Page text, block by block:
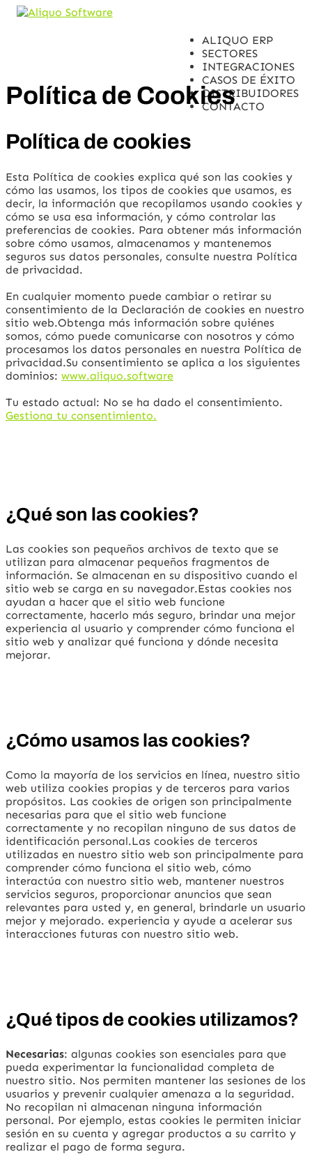
ALIQUO ERP
SECTORES
INTEGRACIONES
CASOS DE ÉXITO
DISTRIBUIDORES
CONTACTO
Política de Cookies
Política de cookies
Esta Política de cookies explica qué son las cookies y
cómo las usamos, los tipos de cookies que usamos, es
decir, la información que recopilamos usando cookies y
cómo se usa esa información, y cómo controlar las
preferencias de cookies. Para obtener más información
sobre cómo usamos, almacenamos y mantenemos
seguros sus datos personales, consulte nuestra Política
de privacidad.
En cualquier momento puede cambiar o retirar su
consentimiento de la Declaración de cookies en nuestro
sitio web.Obtenga más información sobre quiénes
somos, cómo puede comunicarse con nosotros y cómo
procesamos los datos personales en nuestra Política de
privacidad.Su consentimiento se aplica a los siguientes
dominios: www.aliquo.software
Tu estado actual: No se ha dado el consentimiento.
Gestiona tu consentimiento.
¿Qué son las cookies?
Las cookies son pequeños archivos de texto que se
utilizan para almacenar pequeños fragmentos de
información. Se almacenan en su dispositivo cuando el
sitio web se carga en su navegador.Estas cookies nos
ayudan a hacer que el sitio web funcione
correctamente, hacerlo más seguro, brindar una mejor
experiencia al usuario y comprender cómo funciona el
sitio web y analizar qué funciona y dónde necesita
mejorar.
¿Cómo usamos las cookies?
Como la mayoría de los servicios en línea, nuestro sitio
web utiliza cookies propias y de terceros para varios
propósitos. Las cookies de origen son principalmente
necesarias para que el sitio web funcione
correctamente y no recopilan ninguno de sus datos de
identificación personal.Las cookies de terceros
utilizadas en nuestro sitio web son principalmente para
comprender cómo funciona el sitio web, cómo
interactúa con nuestro sitio web, mantener nuestros
servicios seguros, proporcionar anuncios que sean
relevantes para usted y, en general, brindarle un usuario
mejor y mejorado. experiencia y ayude a acelerar sus
interacciones futuras con nuestro sitio web.
¿Qué tipos de cookies utilizamos?
Necesarias: algunas cookies son esenciales para que
pueda experimentar la funcionalidad completa de
nuestro sitio. Nos permiten mantener las sesiones de los
usuarios y prevenir cualquier amenaza a la seguridad.
No recopilan ni almacenan ninguna información
personal. Por ejemplo, estas cookies le permiten iniciar
sesión en su cuenta y agregar productos a su carrito y
realizar el pago de forma segura.